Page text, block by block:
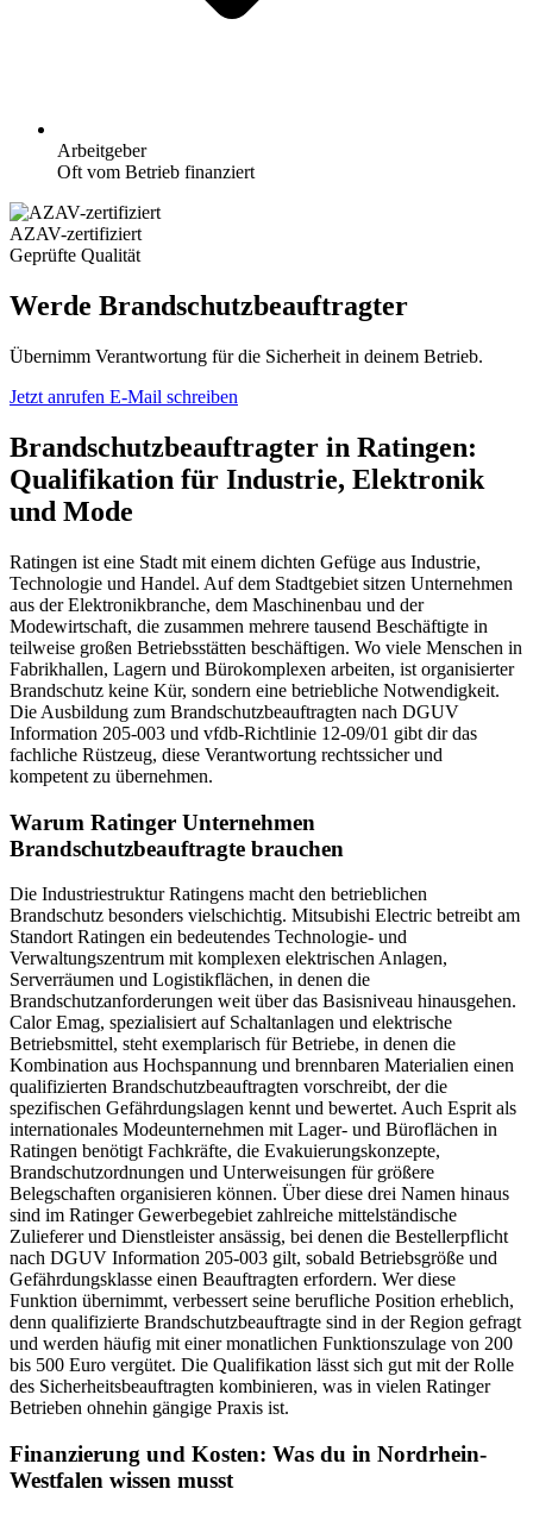
Arbeitgeber
Oft vom Betrieb finanziert
AZAV-zertifiziert
Geprüfte Qualität
Werde Brandschutzbeauftragter
Übernimm Verantwortung für die Sicherheit in deinem Betrieb.
Jetzt anrufen E-Mail schreiben
Brandschutzbeauftragter in Ratingen:
Qualifikation für Industrie, Elektronik
und Mode
Ratingen ist eine Stadt mit einem dichten Gefüge aus Industrie,
Technologie und Handel. Auf dem Stadtgebiet sitzen Unternehmen
aus der Elektronikbranche, dem Maschinenbau und der
Modewirtschaft, die zusammen mehrere tausend Beschäftigte in
teilweise großen Betriebsstätten beschäftigen. Wo viele Menschen in
Fabrikhallen, Lagern und Bürokomplexen arbeiten, ist organisierter
Brandschutz keine Kür, sondern eine betriebliche Notwendigkeit.
Die Ausbildung zum Brandschutzbeauftragten nach DGUV
Information 205-003 und vfdb-Richtlinie 12-09/01 gibt dir das
fachliche Rüstzeug, diese Verantwortung rechtssicher und
kompetent zu übernehmen.
Warum Ratinger Unternehmen
Brandschutzbeauftragte brauchen
Die Industriestruktur Ratingens macht den betrieblichen
Brandschutz besonders vielschichtig. Mitsubishi Electric betreibt am
Standort Ratingen ein bedeutendes Technologie- und
Verwaltungszentrum mit komplexen elektrischen Anlagen,
Serverräumen und Logistikflächen, in denen die
Brandschutzanforderungen weit über das Basisniveau hinausgehen.
Calor Emag, spezialisiert auf Schaltanlagen und elektrische
Betriebsmittel, steht exemplarisch für Betriebe, in denen die
Kombination aus Hochspannung und brennbaren Materialien einen
qualifizierten Brandschutzbeauftragten vorschreibt, der die
spezifischen Gefährdungslagen kennt und bewertet. Auch Esprit als
internationales Modeunternehmen mit Lager- und Büroflächen in
Ratingen benötigt Fachkräfte, die Evakuierungskonzepte,
Brandschutzordnungen und Unterweisungen für größere
Belegschaften organisieren können. Über diese drei Namen hinaus
sind im Ratinger Gewerbegebiet zahlreiche mittelständische
Zulieferer und Dienstleister ansässig, bei denen die Bestellerpflicht
nach DGUV Information 205-003 gilt, sobald Betriebsgröße und
Gefährdungsklasse einen Beauftragten erfordern. Wer diese
Funktion übernimmt, verbessert seine berufliche Position erheblich,
denn qualifizierte Brandschutzbeauftragte sind in der Region gefragt
und werden häufig mit einer monatlichen Funktionszulage von 200
bis 500 Euro vergütet. Die Qualifikation lässt sich gut mit der Rolle
des Sicherheitsbeauftragten kombinieren, was in vielen Ratinger
Betrieben ohnehin gängige Praxis ist.
Finanzierung und Kosten: Was du in Nordrhein-
Westfalen wissen musst